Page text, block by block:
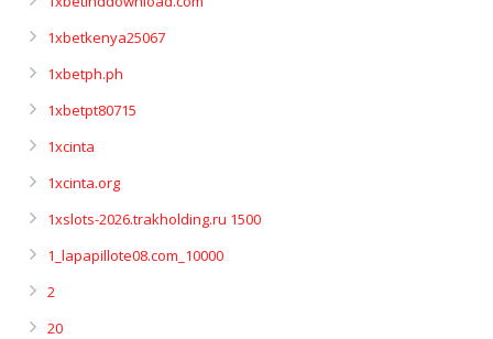
1xbetkenya25067
1xbetph.ph
1xbetpt80715
1xcinta
1xcinta.org
1xslots-2026.trakholding.ru 1500
1_lapapillote08.com_10000
2
20